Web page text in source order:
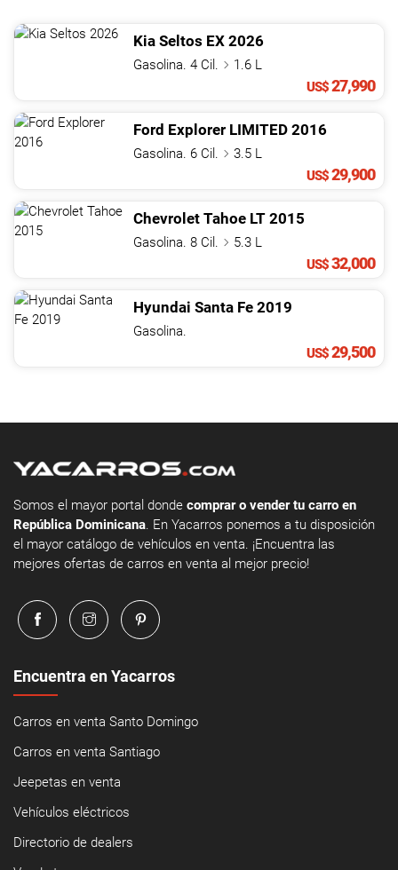
Kia Seltos EX 2026
Gasolina. 4 Cil.
1.6 L
US$27,990
Ford Explorer LIMITED 2016
Gasolina. 6 Cil.
3.5 L
US$29,900
Chevrolet Tahoe LT 2015
Gasolina. 8 Cil.
5.3 L
US$32,000
Hyundai Santa Fe 2019
Gasolina.
US$29,500
Somos el mayor portal donde comprar o vender tu carro en
República Dominicana. En Yacarros ponemos a tu disposición
el mayor catálogo de vehículos en venta. ¡Encuentra las
mejores ofertas de carros en venta al mejor precio!
Encuentra en Yacarros
Carros en venta Santo Domingo
Carros en venta Santiago
Jeepetas en venta
Vehículos eléctricos
Directorio de dealers